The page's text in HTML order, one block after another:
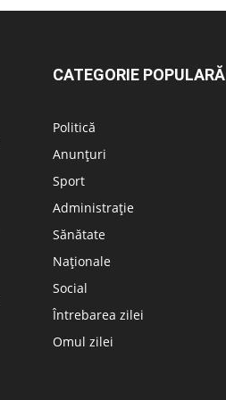
CATEGORIE POPULARĂ
Politică
Anunțuri
Sport
Administrație
Sănătate
Naționale
Social
Întrebarea zilei
Omul zilei